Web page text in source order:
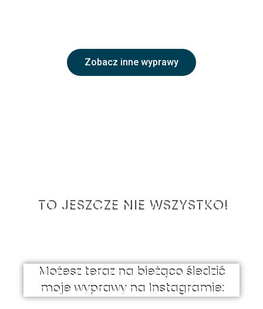
Zobacz inne wyprawy
TO JESZCZE NIE WSZYSTKO!
Możesz teraz na bieżąco śledzić
moje wyprawy na Instagramie: